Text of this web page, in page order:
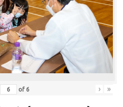
of 6 › »